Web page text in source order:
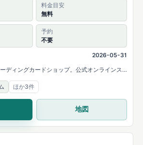
料金目安
無料
予約
不要
2026-05-31
ディングカードショップ。公式オンラインス
取、イベント、プレイスペース利用が案内され
ほか3件
地図